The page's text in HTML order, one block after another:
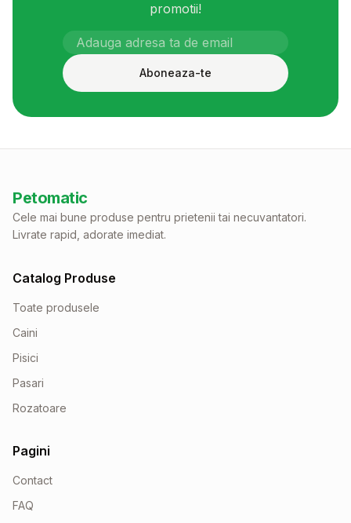
promotii!
Aboneaza-te
Petomatic
Cele mai bune produse pentru prietenii tai necuvantatori.
Livrate rapid, adorate imediat.
Catalog Produse
Toate produsele
Caini
Pisici
Pasari
Rozatoare
Pagini
Contact
FAQ